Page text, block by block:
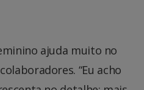
ajuda muito no
“Eu acho